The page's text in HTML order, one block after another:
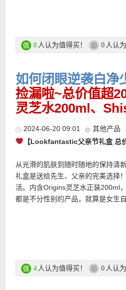
-Bondi Sands spf50防晒霜 10ml
-Youth To The People精华 4ml
-Coola spf 30防晒精华 7ml
【身体护理类】
-OUAI沐浴露 30ml
-Rituals莲花身体护理油 30ml
-Lancaster晒后美黑乳 15ml
【美妆类】
-Illamasqua腮红#Katie，正装4.5g
-Tweezerman迷你镊子
【护发类】
-Grow Gorgeous生发预洗精华乳
8 人认为值得买！ 0 人认
如何闭眼逆袭白
捡漏啦~总价值超
灵芝水200ml、
2024-06-20 09:01 其他产品
【Lookfantastic父亲节礼盒 总
从光滑的肌肤到随时随地的保持清
礼盒是送给先生、父亲的完美选择
活。内含Origins灵芝水正装200ml
都是不分性别的产品，就算是女生
-men-ü免洗柔顺护发精华 100ml，
4 人认为值得买！ 0 人认